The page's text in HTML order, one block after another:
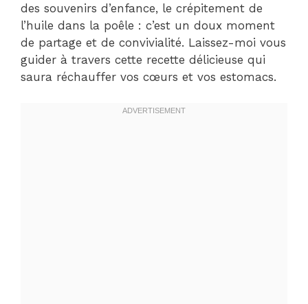
des souvenirs d’enfance, le crépitement de
l’huile dans la poêle : c’est un doux moment
de partage et de convivialité. Laissez-moi vous
guider à travers cette recette délicieuse qui
saura réchauffer vos cœurs et vos estomacs.